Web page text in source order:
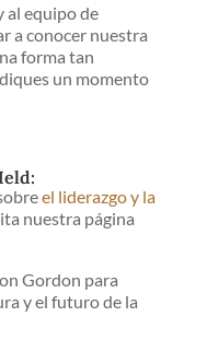
al equipo de
a conocer nuestra
forma tan
un momento
el liderazgo y la
nuestra página
Gordon para
y el futuro de la